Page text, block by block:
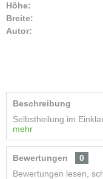
Höhe:
Breite:
Autor:
Beschreibung
Selbstheilung im
mehr
Bewertungen
0
Bewertungen lesen,